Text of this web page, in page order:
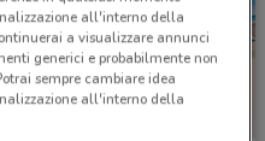
all'interno della
a visualizzare annunci
generici e probabilmente non
sempre cambiare idea
all'interno della